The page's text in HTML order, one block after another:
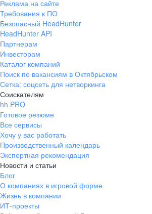
Реклама на сайте
Требования к ПО
Безопасный HeadHunter
HeadHunter API
Партнерам
Инвесторам
Каталог компаний
Поиск по вакансиям в Октябрьском
Сетка: соцсеть для нетворкинга
Соискателям
hh PRO
Готовое резюме
Все сервисы
Хочу у вас работать
Производственный календарь
Экспертная рекомендация
Новости и статьи
Блог
О компаниях в игровой форме
Жизнь в компании
ИТ-проекты